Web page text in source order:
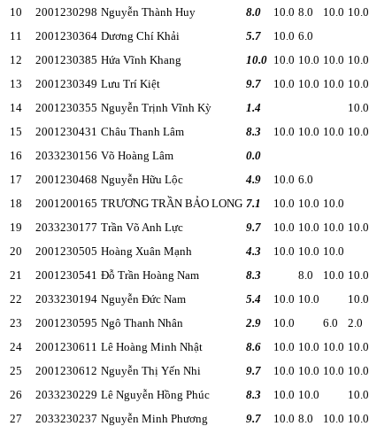
10
2001230298 Nguyễn Thành Huy 8.0 10.0 8.0 10.0 10.0
11
2001230364 Dương Chí Khải 5.7 10.0 6.0
12
2001230385 Hứa Vĩnh Khang 10.0 10.0 10.0 10.0 10.0
13
2001230349 Lưu Trí Kiệt 9.7 10.0 10.0 10.0 10.0
14
2001230355 Nguyễn Trịnh Vĩnh Kỳ 1.4
10.0
15
2001230431 Châu Thanh Lâm 8.3 10.0 10.0 10.0 10.0
16
2033230156 Võ Hoàng Lâm
0.0
17
2001230468 Nguyễn Hữu Lộc 4.9 10.0 6.0
18
2001200165 TRƯƠNG TRẦN BẢO LONG 7.1 10.0 10.0 10.0
19
2033230177 Trần Võ Anh Lực 9.7 10.0 10.0 10.0 10.0
20
2001230505 Hoàng Xuân Mạnh 4.3 10.0 10.0 10.0
21
2001230541 Đỗ Trần Hoàng Nam 8.3 8.0 10.0 10.0
22
2033230194 Nguyễn Đức Nam 5.4 10.0 10.0 10.0
23
2001230595 Ngô Thanh Nhân 2.9 10.0 6.0 2.0
24
2001230611 Lê Hoàng Minh Nhật 8.6 10.0 10.0 10.0 10.0
25
2001230612 Nguyễn Thị Yến Nhi 9.7 10.0 10.0 10.0 10.0
26
2033230229 Lê Nguyễn Hồng Phúc 8.3 10.0 10.0 10.0
27
2033230237 Nguyễn Minh Phương 9.7 10.0 8.0 10.0 10.0